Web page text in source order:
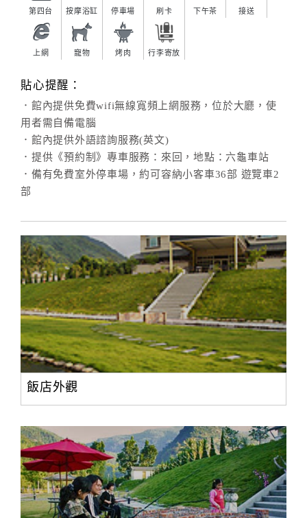
第四台 按摩浴缸 停車場 刷卡 下午茶 接送
上網 寵物 烤肉 行李寄放
貼心提醒：
．館內提供免費wifi無線寬頻上網服務，位於大廳，使
用者需自備電腦
．館內提供外語諮詢服務(英文)
．提供《預約制》專車服務：來回，地點：六龜車站
．備有免費室外停車場，約可容納小客車36部 遊覽車2
部
飯店外觀